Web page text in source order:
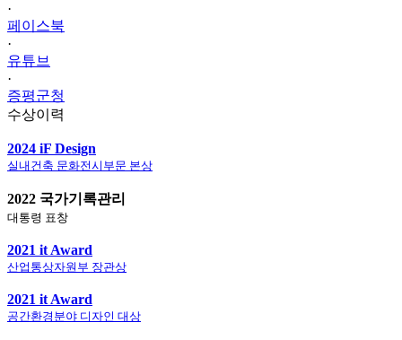
·
페이스북
·
유튜브
·
증평군청
수상이력
2024 iF Design
실내건축 문화전시부문 본상
2022 국가기록관리
대통령 표창
2021 it Award
산업통상자원부 장관상
2021 it Award
공간환경분야 디자인 대상